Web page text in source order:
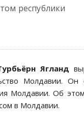
республики
Ягланд
Молдавии.
Молдавии. Об
в Молдавии.